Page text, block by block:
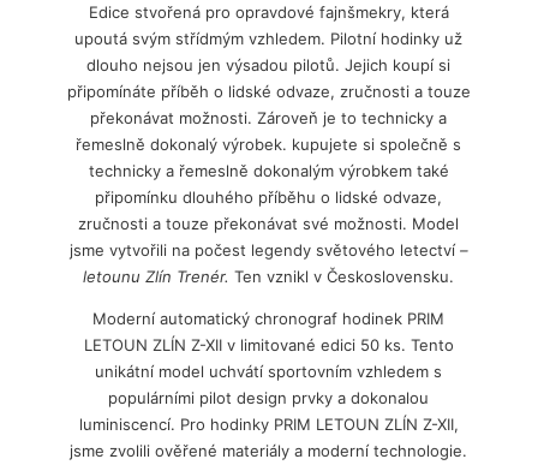
Edice stvořená pro opravdové fajnšmekry, která
upoutá svým střídmým vzhledem. Pilotní hodinky už
dlouho nejsou jen výsadou pilotů. Jejich koupí si
připomínáte příběh o lidské odvaze, zručnosti a touze
překonávat možnosti. Zároveň je to technicky a
řemeslně dokonalý výrobek. kupujete si společně s
technicky a řemeslně dokonalým výrobkem také
připomínku dlouhého příběhu o lidské odvaze,
zručnosti a touze překonávat své možnosti. Model
jsme vytvořili na počest legendy světového letectví –
letounu Zlín Trenér. Ten vznikl v Československu.
Moderní automatický chronograf hodinek PRIM
LETOUN ZLÍN Z-XII v limitované edici 50 ks. Tento
unikátní model uchvátí sportovním vzhledem s
populárními pilot design prvky a dokonalou
luminiscencí. Pro hodinky PRIM LETOUN ZLÍN Z-XII,
jsme zvolili ověřené materiály a moderní technologie.